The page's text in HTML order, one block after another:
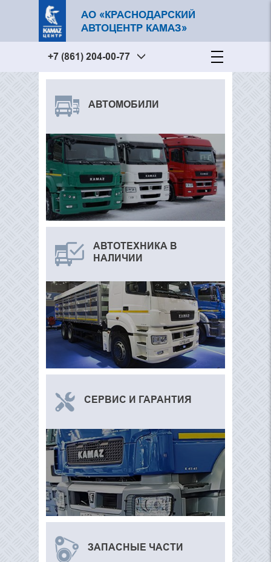
+7 (861) 204-00-77
АО «КРАСНОДАРСКИЙ
АВТОЦЕНТР КАМАЗ»
АВТОМОБИЛИ
АВТОТЕХНИКА В
НАЛИЧИИ
СЕРВИС И ГАРАНТИЯ
ЗАПАСНЫЕ ЧАСТИ